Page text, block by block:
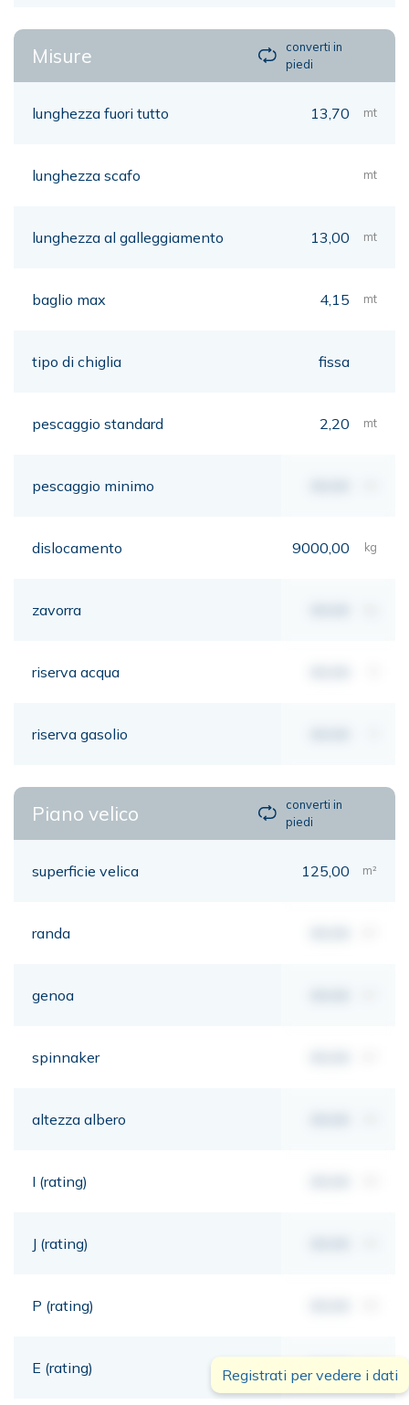
Misure
converti in
piedi
lunghezza fuori tutto 13,70 mt
lunghezza scafo mt
lunghezza al galleggiamento 13,00 mt
baglio max 4,15 mt
tipo di chiglia fissa
pescaggio standard 2,20 mt
pescaggio minimo
dislocamento 9000,00 kg
zavorra
riserva acqua
riserva gasolio
Piano velico
converti in
piedi
superficie velica 125,00 m²
randa
genoa
spinnaker
altezza albero
I (rating)
J (rating)
P (rating)
E (rating) 00,00 mt
Registrati per vedere i dati